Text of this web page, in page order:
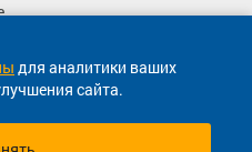
для аналитики ваших
сайта.